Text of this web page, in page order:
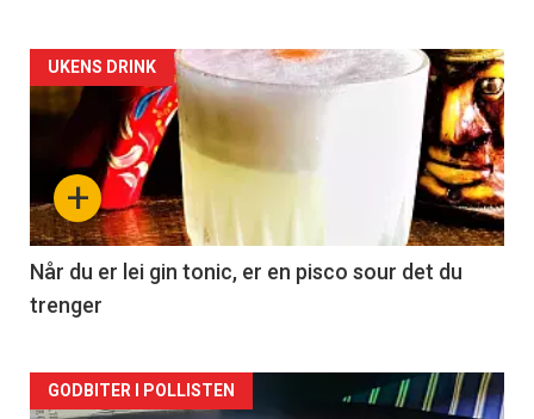
Forsiden
akkurat
nå
-
2
+
UKENS DRINK
Når du er lei gin tonic, er en pisco sour det du
trenger
Forsiden
GODBITER I POLLISTEN